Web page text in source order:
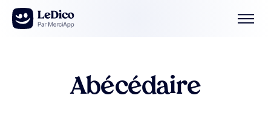
Aller au contenu
Abécédaire